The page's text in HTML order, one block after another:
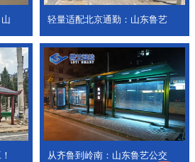
轻量适配北京通勤：山东鲁艺
从齐鲁到岭南：山东鲁艺公交